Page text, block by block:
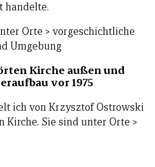
handelte.
Orte > vorgeschichtliche
Umgebung
Kirche außen und
vor 1975
ich von Krzysztof Ostrowski
Kirche. Sie sind unter Orte >